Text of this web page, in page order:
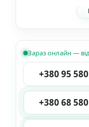
Зараз онлайн —
+380 95
+380 68